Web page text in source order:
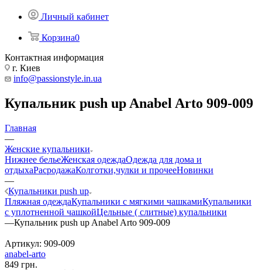
Личный кабинет
Корзина0
Контактная информация
г. Киев
info@passionstyle.in.ua
Купальник push up Anabel Arto 909-009
Главная
—
Женские купальники
Нижнее бельеЖенская одеждаОдежда для дома и
отдыхаРасродажаКолготки,чулки и прочееНовинки
—
Купальники push up
Пляжная одеждаКупальники с мягкими чашкамиКупальники
с уплотненной чашкойЦельные ( слитные) купальники
—Купальник push up Anabel Arto 909-009
Артикул: 909-009
anabel-arto
849 грн.